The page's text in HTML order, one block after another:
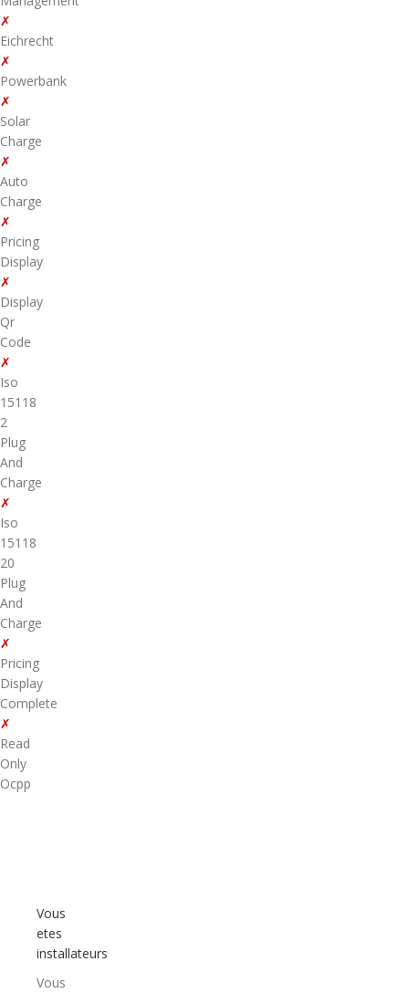
✗
Eichrecht
✗
Powerbank
✗
Solar
Charge
✗
Auto
Charge
✗
Pricing
Display
✗
Display
Qr
Code
✗
Iso
15118
2
Plug
And
Charge
✗
Iso
15118
20
Plug
And
Charge
✗
Pricing
Display
Complete
✗
Read
Only
Ocpp
Vous
etes
installateurs
Vous